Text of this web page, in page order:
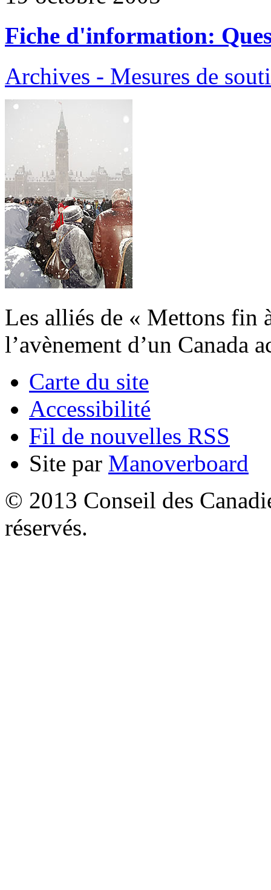
Fiche d'information:
Archives - Mesures de
Les alliés de « Mettons fin
l’avènement d’un Canada
Carte du site
Accessibilité
Fil de nouvelles RSS
Site par Manoverboard
© 2013 Conseil des
réservés.